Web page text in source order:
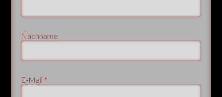
Nachname
E-Mail *